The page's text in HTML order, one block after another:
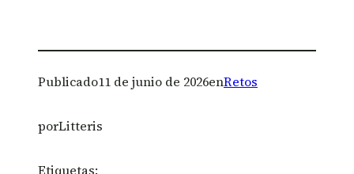
Publicado11 de junio de 2026enRetos
porLitteris
Etiquetas: